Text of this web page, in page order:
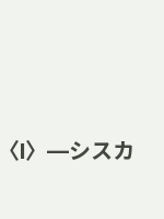
Ⅰ〉―シスカ